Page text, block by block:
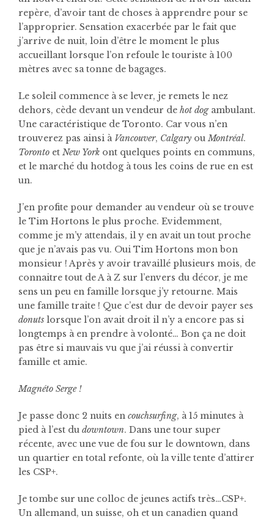
repère, d’avoir tant de choses à apprendre pour se
l’approprier. Sensation exacerbée par le fait que
j’arrive de nuit, loin d’être le moment le plus
accueillant lorsque l’on refoule le touriste à 100
mètres avec sa tonne de bagages.
Le soleil commence à se lever, je remets le nez
dehors, cède devant un vendeur de hot dogambulant.
Une caractéristique de Toronto. Car vous n’en
trouverez pas ainsi à Vancouver, Calgary ouMontréal.
Toronto et New York ont quelques points en communs,
et le marché du hotdog à tous les coins de rue en est
un.
J’en profite pour demander au vendeur où se trouve
le Tim Hortons le plus proche. Evidemment,
comme je m’y attendais, il y en avait un tout proche
que je n’avais pas vu. Oui Tim Hortons mon bon
monsieur ! Après y avoir travaillé plusieurs mois, de
connaitre tout de A à Z sur l’envers du décor, je me
sens un peu en famille lorsque j’y retourne. Mais
une famille traite ! Que c’est dur de devoir payer ses
donuts lorsque l’on avait droit il n’y a encore pas si
longtemps à en prendre à volonté… Bon ça ne doit
pas être si mauvais vu que j’ai réussi à convertir
famille et amie.
Magnéto Serge !
Je passe donc 2 nuits en couchsurfing, à 15 minutes à
pied à l’est du downtown. Dans une tour super
récente, avec une vue de fou sur le downtown, dans
un quartier en total refonte, où la ville tente d’attirer
les CSP+.
Je tombe sur une colloc de jeunes actifs très…CSP+.
Un allemand, un suisse, oh et un canadien quand